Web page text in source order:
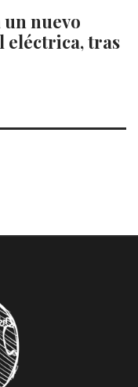
nuevo
eléctrica, tras